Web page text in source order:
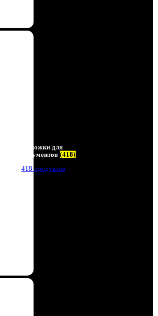
Обложки для
документов (418)
418 продуктов